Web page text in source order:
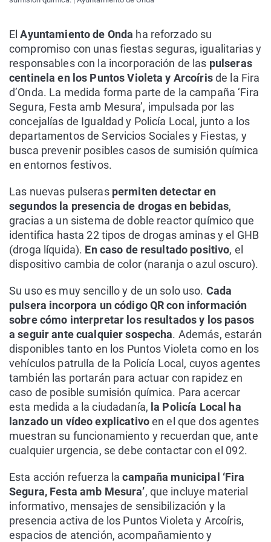
ElAyuntamiento de Onda ha reforzado su
compromiso con unas fiestas seguras, igualitarias y
responsables con la incorporación de las pulseras
centinela en los Puntos Violeta y Arcoírisde la Fira
d’Onda. La medida forma parte de la campaña ‘Fira
Segura, Festa amb Mesura’, impulsada por las
concejalías de Igualdad y Policía Local, junto a los
departamentos de Servicios Sociales y Fiestas, y
busca prevenir posibles casos de sumisión química
en entornos festivos.
Las nuevas pulseras permiten detectar en
segundos la presencia de drogas en bebidas,
gracias a un sistema de doble reactor químico que
identifica hasta 22 tipos de drogas aminas y el GHB
(droga líquida). En caso de resultado positivo, el
dispositivo cambia de color (naranja o azul oscuro).
Su uso es muy sencillo y de un solo uso. Cada
pulsera incorpora un código QR con información
sobre cómo interpretar los resultados y los pasos
a seguir ante cualquier sospecha. Además, estarán
disponibles tanto en los Puntos Violeta como en los
vehículos patrulla de la Policía Local, cuyos agentes
también las portarán para actuar con rapidez en
caso de posible sumisión química. Para acercar
esta medida a la ciudadanía, la Policía Local ha
lanzado un vídeo explicativoen el que dos agentes
muestran su funcionamiento y recuerdan que, ante
cualquier urgencia, se debe contactar con el 092.
Esta acción refuerza lacampaña municipal ‘Fira
Segura, Festa amb Mesura’, que incluye material
informativo, mensajes de sensibilización y la
presencia activa de los Puntos Violeta y Arcoíris,
espacios de atención, acompañamiento y